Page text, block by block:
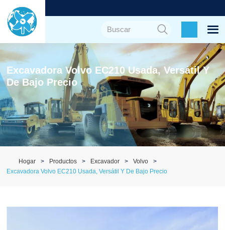
Excavadora Volvo EC210 Usada, Versátil Y
De Bajo Precio
Hogar Productos Excavador
Volvo
Excavadora Volvo EC210 Usada, Versátil Y De Bajo Precio